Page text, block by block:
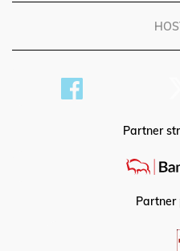
Partner
Partner